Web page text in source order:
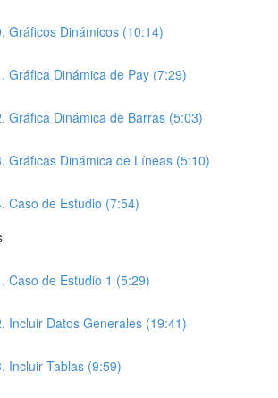
Gráficos Dinámicos (10:14)
Gráfica Dinámica de Pay (7:29)
Gráfica Dinámica de Barras (5:03)
Gráficas Dinámica de Líneas (5:10)
Caso de Estudio (7:54)
Caso de Estudio 1 (5:29)
Incluir Datos Generales (19:41)
Incluir Tablas (9:59)